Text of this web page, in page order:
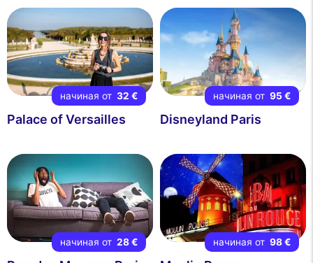
начиная от 32 €
Palace of Versailles
начиная от 95 €
Disneyland Paris
начиная от 28 € начиная от 98 €